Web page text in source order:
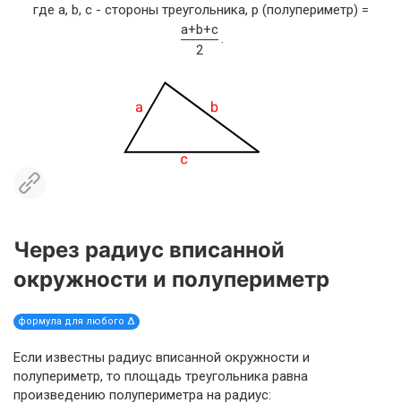
где a, b, c - стороны треугольника, p (полупериметр) =
a+b+c
2
.
Через радиус вписанной
окружности и полупериметр
формула для любого Δ
Если известны радиус вписанной окружности и
полупериметр, то площадь треугольника равна
произведению полупериметра на радиус: